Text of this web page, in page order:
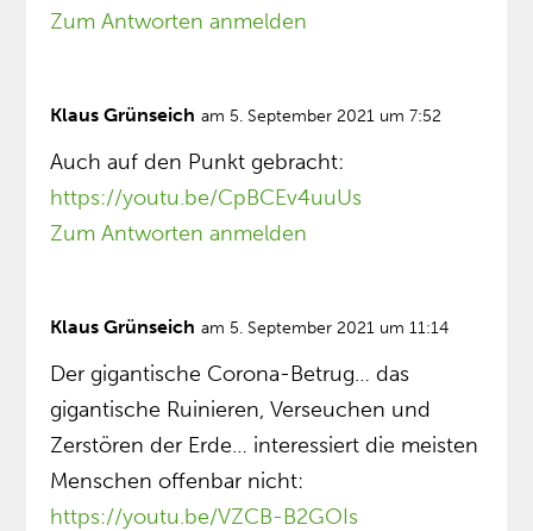
Zum Antworten anmelden
Klaus Grünseich am 5. September 2021 um 7:52
Auch auf den Punkt gebracht:
https://youtu.be/CpBCEv4uuUs
Zum Antworten anmelden
Klaus Grünseich am 5. September 2021 um 11:14
Der gigantische Corona-Betrug… das
gigantische Ruinieren, Verseuchen und
Zerstören der Erde… interessiert die meisten
Menschen offenbar nicht:
https://youtu.be/VZCB-B2GOIs